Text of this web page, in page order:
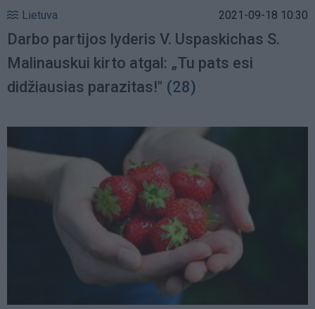
Lietuva 2021-09-18 10:30
Darbo partijos lyderis V. Uspaskichas S.
Malinauskui kirto atgal: „Tu pats esi
didžiausias parazitas!" (28)